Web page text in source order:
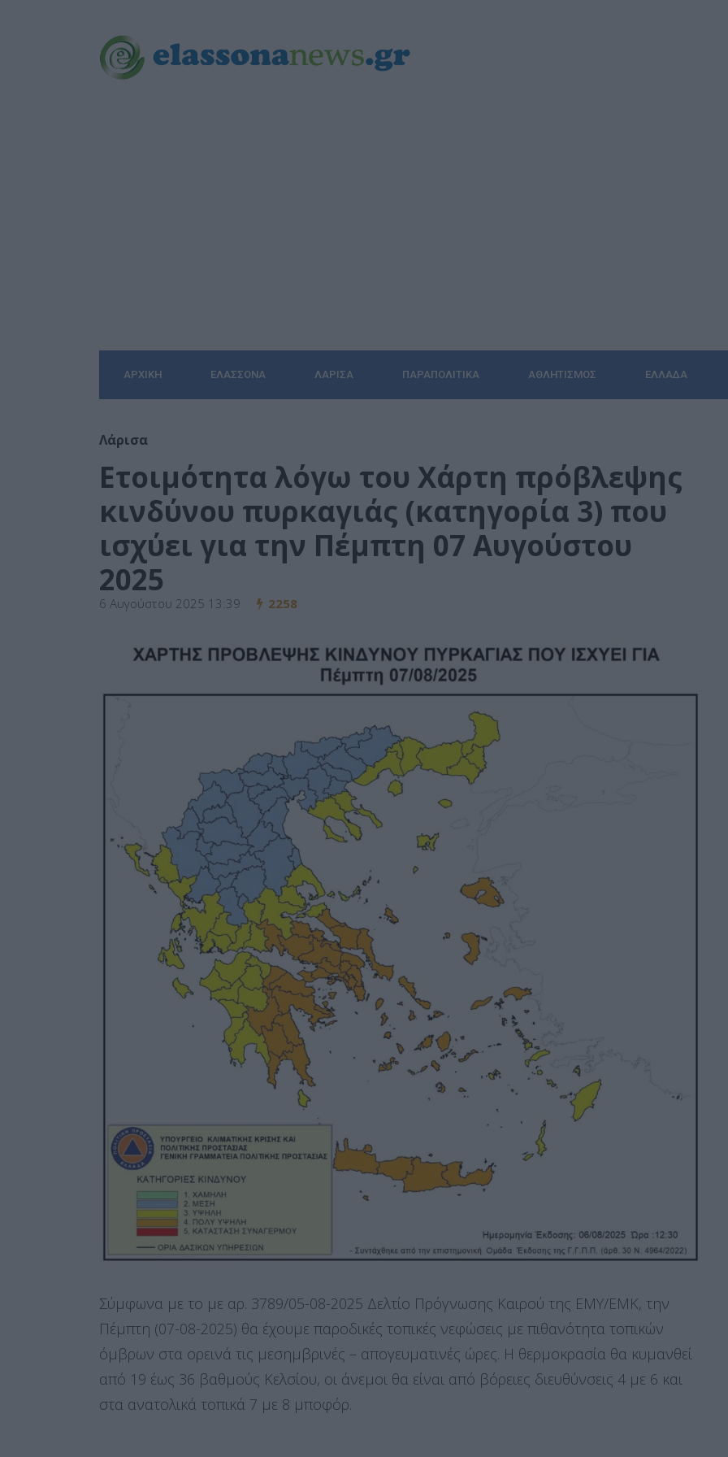
ΑΡΧΙΚΉ ΕΛΑΣΣΌΝΑ ΛΆΡΙΣΑ ΠΑΡΑΠΟΛΙΤΙΚΆ ΑΘΛΗΤΙΣΜΌΣ ΕΛΛΆΔΑ
Λάρισα
Ετοιμότητα λόγω του Χάρτη πρόβλεψης
κινδύνου πυρκαγιάς (κατηγορία 3) που
ισχύει για την Πέμπτη 07 Αυγούστου
2025
6 Αυγούστου 2025 13:39 2258
Σύμφωνα με το με αρ. 3789/05-08-2025 Δελτίο Πρόγνωσης Καιρού της ΕΜΥ/ΕΜΚ, την
Πέμπτη (07-08-2025) θα έχουμε παροδικές τοπικές νεφώσεις με πιθανότητα τοπικών
όμβρων στα ορεινά τις μεσημβρινές – απογευματινές ώρες. Η θερμοκρασία θα κυμανθεί
από 19 έως 36 βαθμούς Κελσίου, οι άνεμοι θα είναι από βόρειες διευθύνσεις 4 με 6 και
στα ανατολικά τοπικά 7 με 8 μποφόρ.